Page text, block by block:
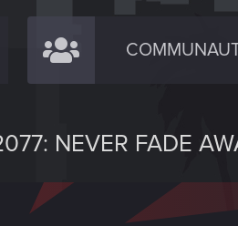
NEVER FADE